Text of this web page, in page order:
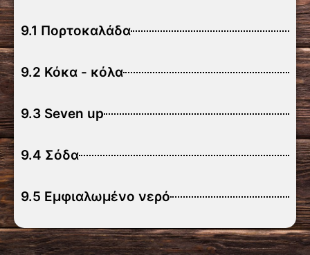
9.1 Πορτοκαλάδα
9.2 Κόκα - κόλα
9.3 Seven up
9.4 Σόδα
9.5 Εμφιαλωμένο νερό